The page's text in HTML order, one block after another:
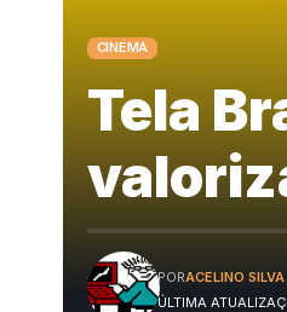
CINEMA
Tela
ÚLTIMA
PORACELINO SILVA